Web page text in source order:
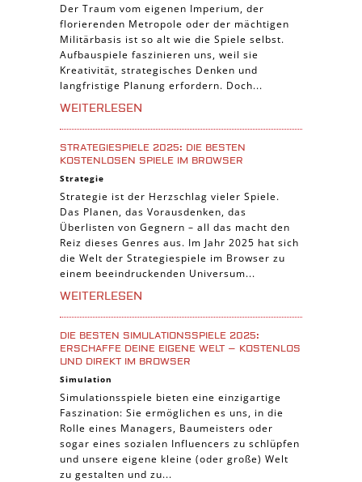
Der Traum vom eigenen Imperium, der
florierenden Metropole oder der mächtigen
Militärbasis ist so alt wie die Spiele selbst.
Aufbauspiele faszinieren uns, weil sie
Kreativität, strategisches Denken und
langfristige Planung erfordern. Doch...
WEITERLESEN
STRATEGIESPIELE 2025: DIE BESTEN
KOSTENLOSEN SPIELE IM BROWSER
Strategie
Strategie ist der Herzschlag vieler Spiele.
Das Planen, das Vorausdenken, das
Überlisten von Gegnern – all das macht den
Reiz dieses Genres aus. Im Jahr 2025 hat sich
die Welt der Strategiespiele im Browser zu
einem beeindruckenden Universum...
WEITERLESEN
DIE BESTEN SIMULATIONSSPIELE 2025:
ERSCHAFFE DEINE EIGENE WELT – KOSTENLOS
UND DIREKT IM BROWSER
Simulation
Simulationsspiele bieten eine einzigartige
Faszination: Sie ermöglichen es uns, in die
Rolle eines Managers, Baumeisters oder
sogar eines sozialen Influencers zu schlüpfen
und unsere eigene kleine (oder große) Welt
zu gestalten und zu...